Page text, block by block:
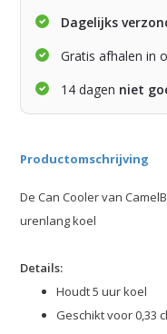
Dagelijks
Gratis afhalen in
14 dagen niet
Productomschrijving
De Can Cooler van
urenlang koel
Details:
Houdt 5 uur koel
Geschikt voor 0,33